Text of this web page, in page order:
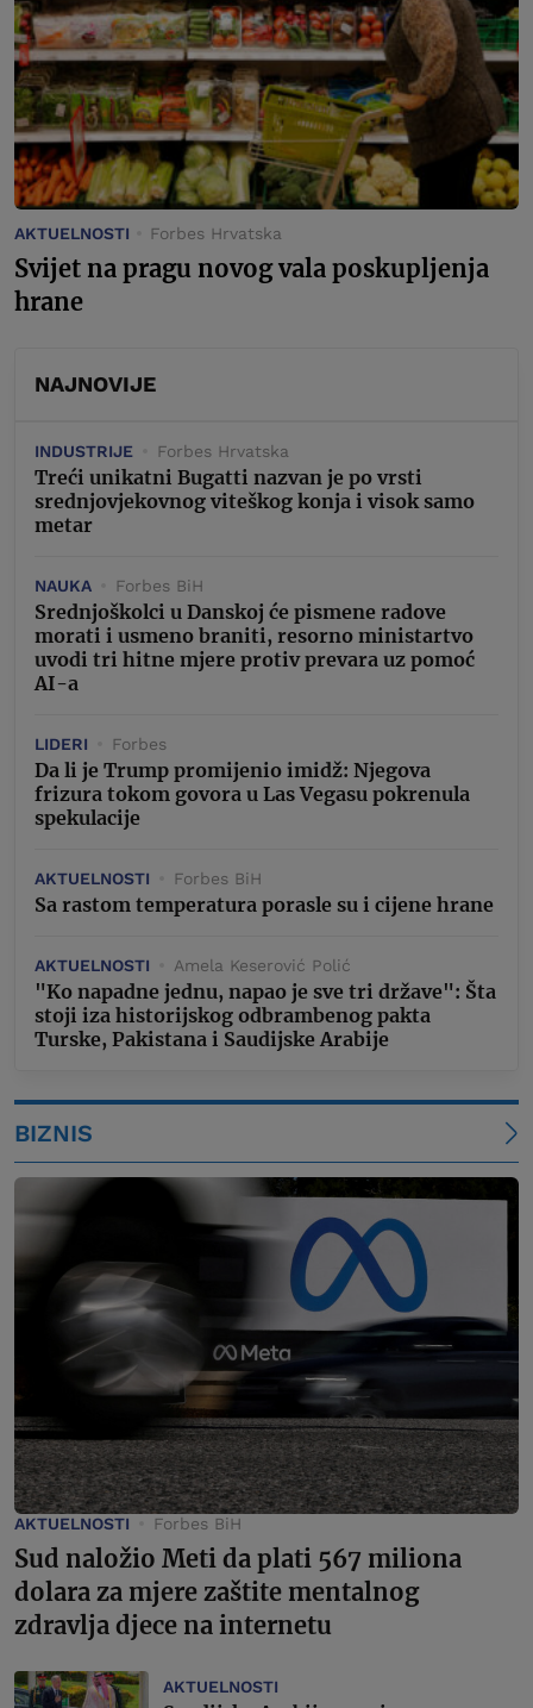
AKTUELNOSTI Forbes Hrvatska
Svijet na pragu novog vala poskupljenja
hrane
NAJNOVIJE
INDUSTRIJE Forbes Hrvatska
Treći unikatni Bugatti nazvan je po vrsti
srednjovjekovnog viteškog konja i visok samo
metar
NAUKA Forbes BiH
Srednjoškolci u Danskoj će pismene radove
morati i usmeno braniti, resorno ministartvo
uvodi tri hitne mjere protiv prevara uz pomoć
AI-a
LIDERI Forbes
Da li je Trump promijenio imidž: Njegova
frizura tokom govora u Las Vegasu pokrenula
spekulacije
AKTUELNOSTI Forbes BiH
Sa rastom temperatura porasle su i cijene hrane
AKTUELNOSTI Amela Keserović Polić
"Ko napadne jednu, napao je sve tri države": Šta
stoji iza historijskog odbrambenog pakta
Turske, Pakistana i Saudijske Arabije
BIZNIS
AKTUELNOSTI Forbes BiH
Sud naložio Meti da plati 567 miliona
dolara za mjere zaštite mentalnog
zdravlja djece na internetu
AKTUELNOSTI